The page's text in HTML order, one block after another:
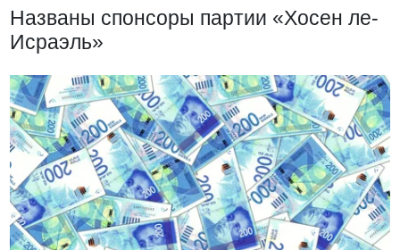
Названы спонсоры партии «Хосен ле-
Исраэль»